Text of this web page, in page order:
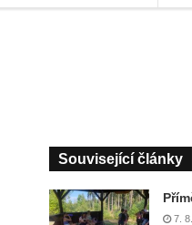
Související články
7.